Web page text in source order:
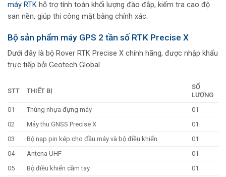
máy RTK hỗ trợ tính toán khối lượng đào đắp, kiểm tra cao độ
san nền, giúp thi công mặt bằng chính xác.
Bộ sản phẩm máy GPS 2 tần số RTK Precise X
Dưới đây là bộ Rover RTK Precise X chính hãng, được nhập khẩu
trực tiếp bởi Geotech Global.
STT THIẾT BỊ
SỐ
LƯỢNG
01
Thùng nhựa đựng máy
01
02
Máy thu GNSS Precise X
01
03
Bộ nạp pin kép cho đầu máy và bộ điều khiển
01
04
Antena UHF
01
05
Bộ điều khiển cầm tay
01